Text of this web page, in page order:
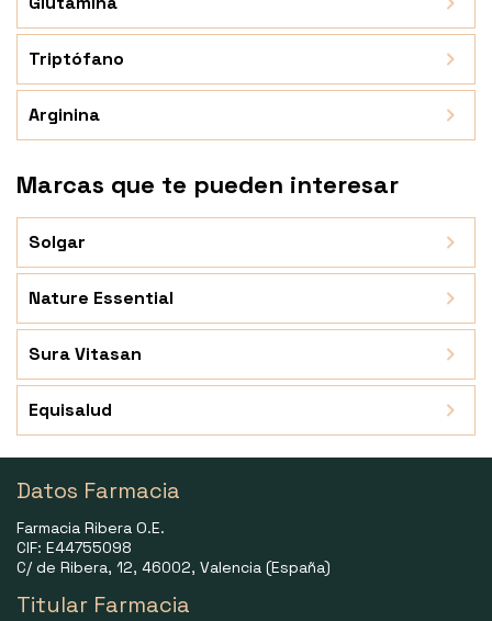
Triptófano
Arginina
Marcas que te pueden interesar
Solgar
Nature Essential
Sura Vitasan
Equisalud
Datos Farmacia
Farmacia Ribera O.E.
CIF: E44755098
C/ de Ribera, 12, 46002, Valencia (España)
Titular Farmacia